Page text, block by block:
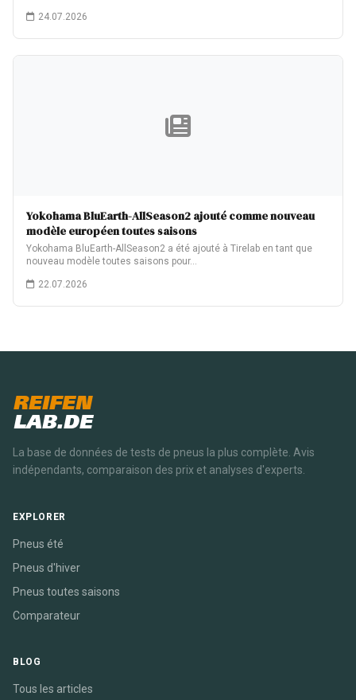
24.07.2026
Yokohama BluEarth-AllSeason2 ajouté comme nouveau
modèle européen toutes saisons
Yokohama BluEarth-AllSeason2 a été ajouté à Tirelab en tant que
nouveau modèle toutes saisons pour…
22.07.2026
REIFEN
LAB.DE
La base de données de tests de pneus la plus complète. Avis
indépendants, comparaison des prix et analyses d'experts.
EXPLORER
Pneus été
Pneus d'hiver
Pneus toutes saisons
Comparateur
BLOG
Tous les articles